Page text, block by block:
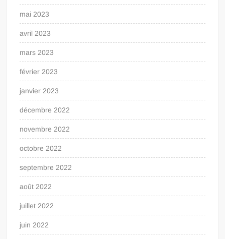
mai 2023
avril 2023
mars 2023
février 2023
janvier 2023
décembre 2022
novembre 2022
octobre 2022
septembre 2022
août 2022
juillet 2022
juin 2022